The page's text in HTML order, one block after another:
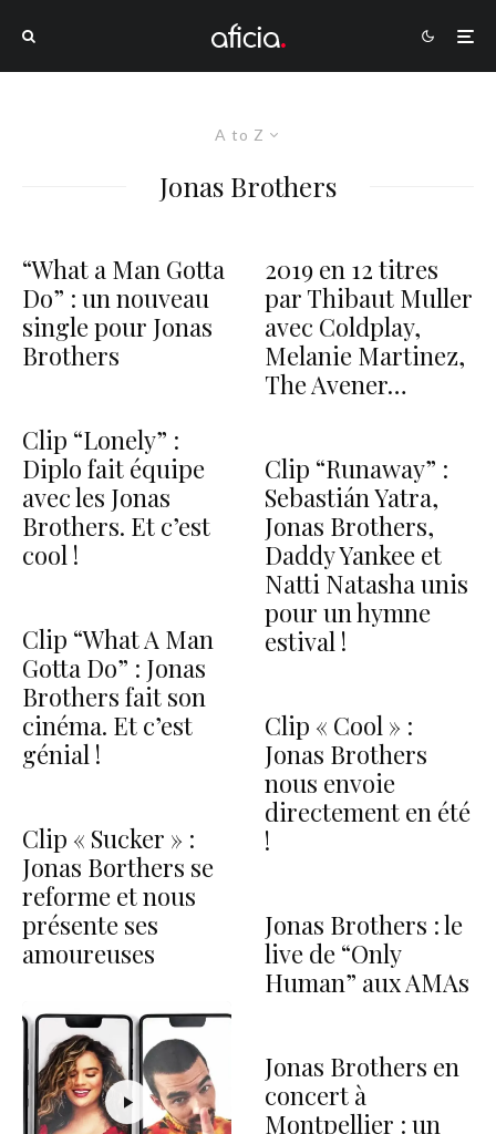
A to Z
Jonas Brothers
“What a Man Gotta
Do” : un nouveau
single pour Jonas
Brothers
Clip “Lonely” :
Diplo fait équipe
avec les Jonas
Brothers. Et c’est
cool !
Clip “What A Man
Gotta Do” : Jonas
Brothers fait son
cinéma. Et c’est
génial !
Clip « Sucker » :
Jonas Borthers se
reforme et nous
présente ses
amoureuses
2019 en 12 titres
par Thibaut Muller
avec Coldplay,
Melanie Martinez,
The Avener…
Clip “Runaway” :
Sebastián Yatra,
Jonas Brothers,
Daddy Yankee et
Natti Natasha unis
pour un hymne
estival !
Clip « Cool » :
Jonas Brothers
nous envoie
directement en été
!
Jonas Brothers : le
live de “Only
Human” aux AMAs
Jonas Brothers en
concert à
Montpellier : un